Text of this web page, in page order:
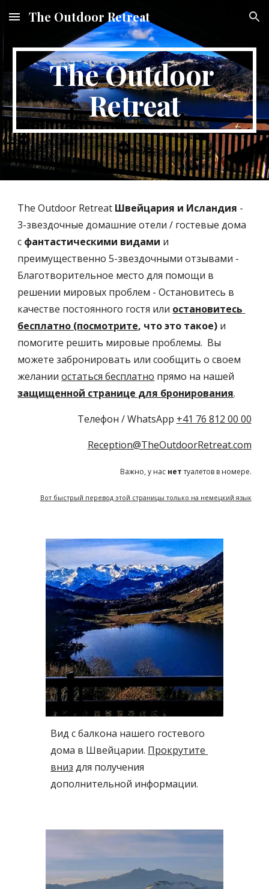
Skip to main content Skip to navigation
The Outdoor Retreat
The Outdoor
Retreat
The Outdoor Retreat Швейцария и Исландия -
3-звездочные домашние отели / гостевые дома
с фантастическими видами и
преимущественно 5-звездочными отзывами -
Благотворительное место для помощи в
решении мировых проблем - Остановитесь в
качестве постоянного гостя или остановитесь
бесплатно (посмотрите, что это такое) и
помогите решить мировые проблемы.  Вы
можете забронировать или сообщить о своем
желании остаться бесплатно
защищенной странице для бронирования.
Телефон / WhatsApp +41 76 812 00 00
Reception@TheOutdoorRetreat.com
Важно, у нас нет туалетов в номере.
Вот быстрый перевод этой страницы только на немецкий язык
Вид с балкона нашего гостевого
дома в Швейцарии. Прокрутите
вниз для получения
дополнительной информации.